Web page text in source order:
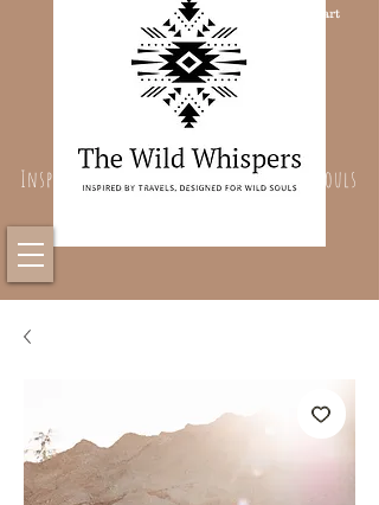
Cart
Inspired By Travels, Designed For Wild Souls